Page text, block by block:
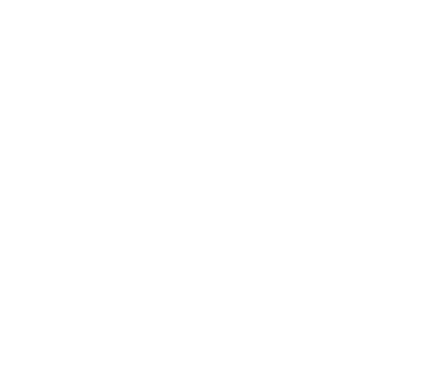
de guardarropa, asistencia
máximo establecido